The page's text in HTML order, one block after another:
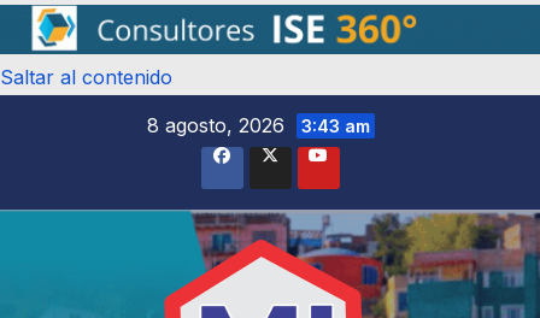
Saltar al contenido
8 agosto, 2026
3:43 am